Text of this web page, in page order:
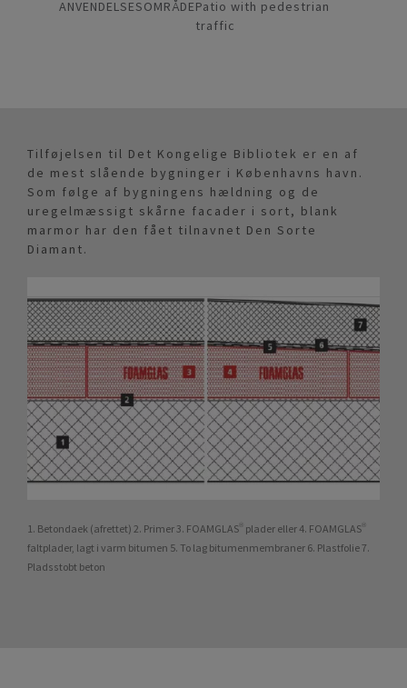
ANVENDELSESOMRÅDEPatio with pedestrian
traffic
Tilføjelsen til Det Kongelige Bibliotek er en af
de mest slående bygninger i Københavns havn.
Som følge af bygningens hældning og de
uregelmæssigt skårne facader i sort, blank
marmor har den fået tilnavnet Den Sorte
Diamant.
1. Betondaek (afrettet) 2. Primer 3. FOAMGLAS® plader eller 4. FOAMGLAS®
faltplader, lagt i varm bitumen 5. To lag bitumenmembraner 6. Plastfolie 7.
Pladsstobt beton